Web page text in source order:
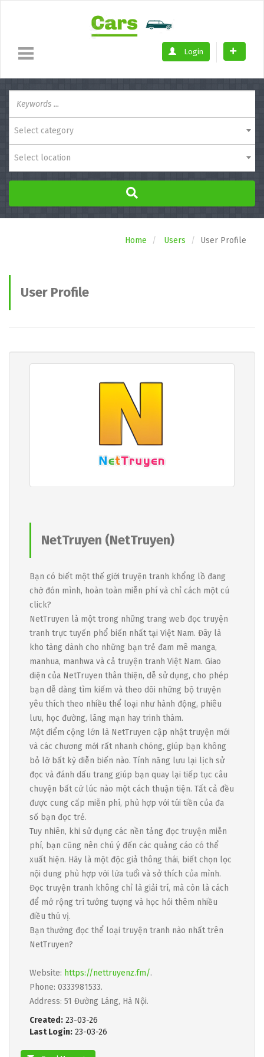
Login
Select category
Select location
Home Users User Profile
User Profile
NetTruyen (NetTruyen)
Bạn có biết một thế giới truyện tranh khổng lồ đang
chờ đón mình, hoàn toàn miễn phí và chỉ cách một cú
click?
NetTruyen là một trong những trang web đọc truyện
tranh trực tuyến phổ biến nhất tại Việt Nam. Đây là
kho tàng dành cho những bạn trẻ đam mê manga,
manhua, manhwa và cả truyện tranh Việt Nam. Giao
diện của NetTruyen thân thiện, dễ sử dụng, cho phép
bạn dễ dàng tìm kiếm và theo dõi những bộ truyện
yêu thích theo nhiều thể loại như hành động, phiêu
lưu, học đường, lãng mạn hay trinh thám.
Một điểm cộng lớn là NetTruyen cập nhật truyện mới
và các chương mới rất nhanh chóng, giúp bạn không
bỏ lỡ bất kỳ diễn biến nào. Tính năng lưu lại lịch sử
đọc và đánh dấu trang giúp bạn quay lại tiếp tục câu
chuyện bất cứ lúc nào một cách thuận tiện. Tất cả đều
được cung cấp miễn phí, phù hợp với túi tiền của đa
số bạn đọc trẻ.
Tuy nhiên, khi sử dụng các nền tảng đọc truyện miễn
phí, bạn cũng nên chú ý đến các quảng cáo có thể
xuất hiện. Hãy là một độc giả thông thái, biết chọn lọc
nội dung phù hợp với lứa tuổi và sở thích của mình.
Đọc truyện tranh không chỉ là giải trí, mà còn là cách
để mở rộng trí tưởng tượng và học hỏi thêm nhiều
điều thú vị.
Bạn thường đọc thể loại truyện tranh nào nhất trên
NetTruyen?
Website: https://nettruyenz.fm/.
Phone: 0333981533.
Address: 51 Đường Láng, Hà Nội.
Created: 23-03-26
Last Login: 23-03-26